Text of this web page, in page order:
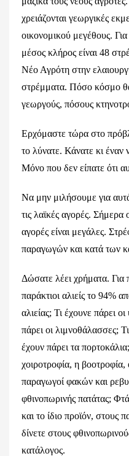
χρειάζονται γεωργικές
οικονομικού μεγέθους.
μέσος κλήρος είναι 48
Νέο Αγρότη στην
στρέμματα. Πόσο κόσμο
γεωργούς, πόσους
Ερχόμαστε τώρα στο
το λύνατε. Κάνατε κι
Μόνο που δεν είπατε ότι
Να μην μιλήσουμε για
τις λαϊκές αγορές. Σήμερα
αγορές είναι μεγάλες.
παραγωγών και κατά των
Δώσατε λέει χρήματα. Για
παράκτιοι αλιείς το 94%
αλιείας; Τι έχουνε πάρει
πάρει οι λιμνοθάλασσες;
έχουν πάρει τα
χοιροτροφία, η
παραγωγοί φακών και
φθινοπωρινής πατάτας;
και το ίδιο προϊόν, στους
δίνετε στους
κατάλογος.